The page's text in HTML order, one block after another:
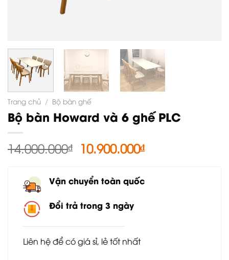
Trang chủ / Bộ bàn ghế
Bộ bàn Howard và 6 ghế PLC
14.000.000₫ Giá
gốc
là:
14.000.000₫.
10.900.000₫Giá
là:
Vận chuyển toàn quốc
Đổi trả trong 3 ngày
Liên hệ để có giá sỉ, lẻ tốt nhất